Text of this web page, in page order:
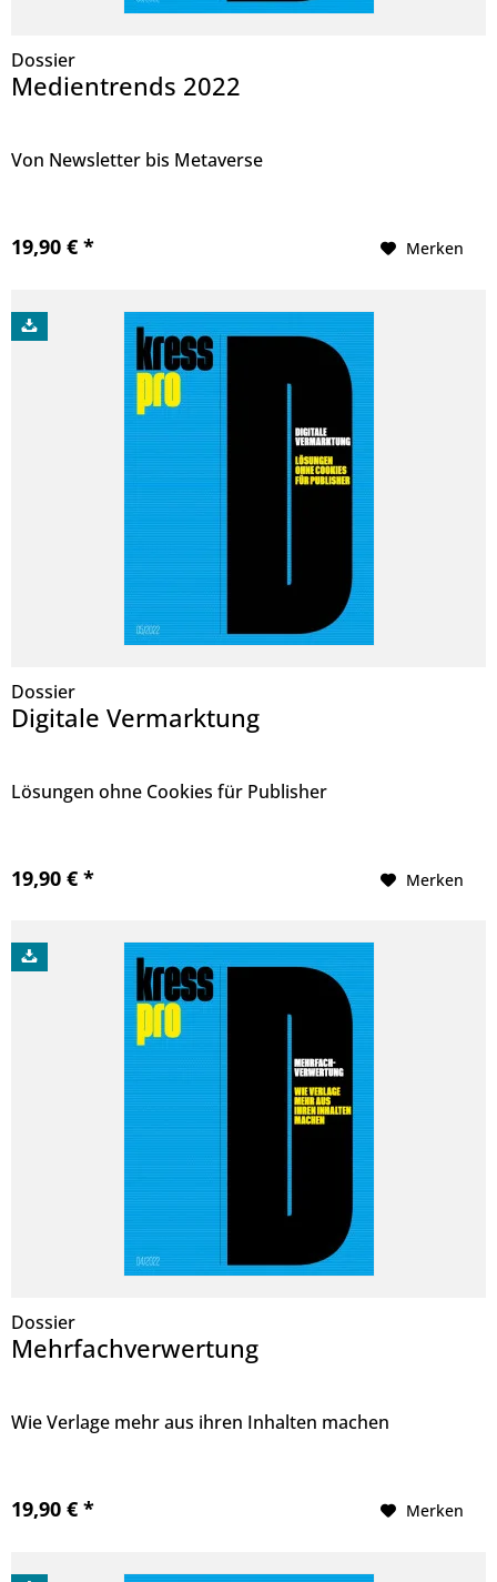
Dossier
Medientrends 2022
Von Newsletter bis Metaverse
19,90 € * Merken
Dossier
Digitale Vermarktung
Lösungen ohne Cookies für Publisher
19,90 € * Merken
Dossier
Mehrfachverwertung
Wie Verlage mehr aus ihren Inhalten machen
19,90 € * Merken